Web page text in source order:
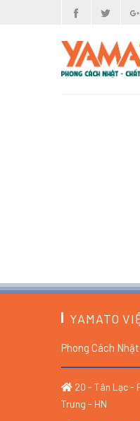
YAMATO
Phong Cách
20 - Tân Lạc -
Trưng - HN